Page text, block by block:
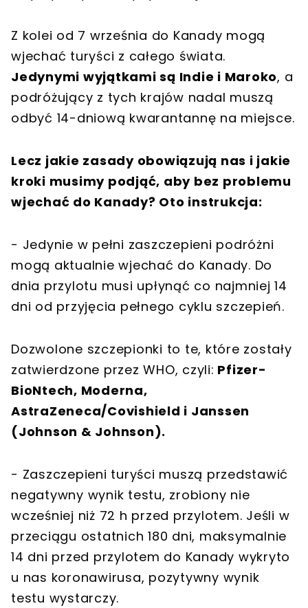
Z kolei od 7 września do Kanady mogą
wjechać turyści z całego świata.
Jedynymi wyjątkami są Indie i Maroko, a
podróżujący z tych krajów nadal muszą
odbyć 14-dniową kwarantannę na miejsce.
Lecz jakie zasady obowiązują nas i jakie
kroki musimy podjąć, aby bez problemu
wjechać do Kanady? Oto instrukcja:
- Jedynie w pełni zaszczepieni podróżni
mogą aktualnie wjechać do Kanady. Do
dnia przylotu musi upłynąć co najmniej 14
dni od przyjęcia pełnego cyklu szczepień.
Dozwolone szczepionki to te, które zostały
zatwierdzone przez WHO, czyli: Pfizer-
BioNtech, Moderna,
AstraZeneca/Covishield i Janssen
(Johnson & Johnson).
- Zaszczepieni turyści muszą przedstawić
negatywny wynik testu, zrobiony nie
wcześniej niż 72 h przed przylotem. Jeśli w
przeciągu ostatnich 180 dni, maksymalnie
14 dni przed przylotem do Kanady wykryto
u nas koronawirusa, pozytywny wynik
testu wystarczy.